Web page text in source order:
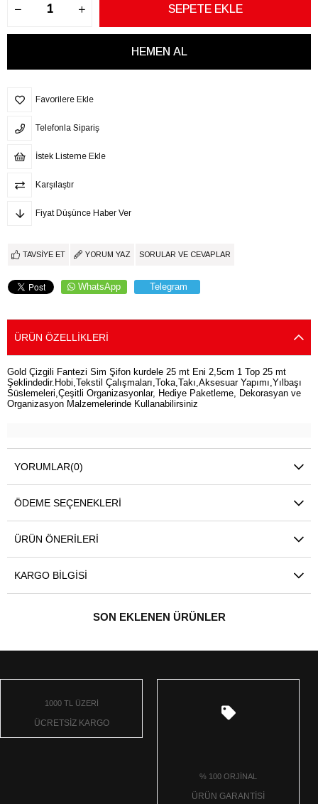
Favorilere Ekle
Telefonla Sipariş
İstek Listeme Ekle
Karşılaştır
Fiyat Düşünce Haber Ver
TAVSIYE ET YORUM YAZ SORULAR VE CEVAPLAR
WhatsApp Telegram
ÜRÜN ÖZELLIKLERI
Gold Çizgili Fantezi Sim Şifon kurdele 25 mt Eni 2,5cm 1 Top 25 mt
Şeklindedir.Hobi,Tekstil Çalışmaları,Toka,Takı,Aksesuar Yapımı,Yılbaşı
Süslemeleri,Çeşitli Organizasyonlar, Hediye Paketleme, Dekorasyan ve
Organizasyon Malzemelerinde Kullanabilirsiniz
YORUMLAR(0)
ÖDEME SEÇENEKLERI
ÜRÜN ÖNERILERI
KARGO BILGISI
SON EKLENEN ÜRÜNLER
1000 TL ÜZERİ
ÜCRETSİZ KARGO
% 100 ORJİNAL
ÜRÜN GARANTİSİ